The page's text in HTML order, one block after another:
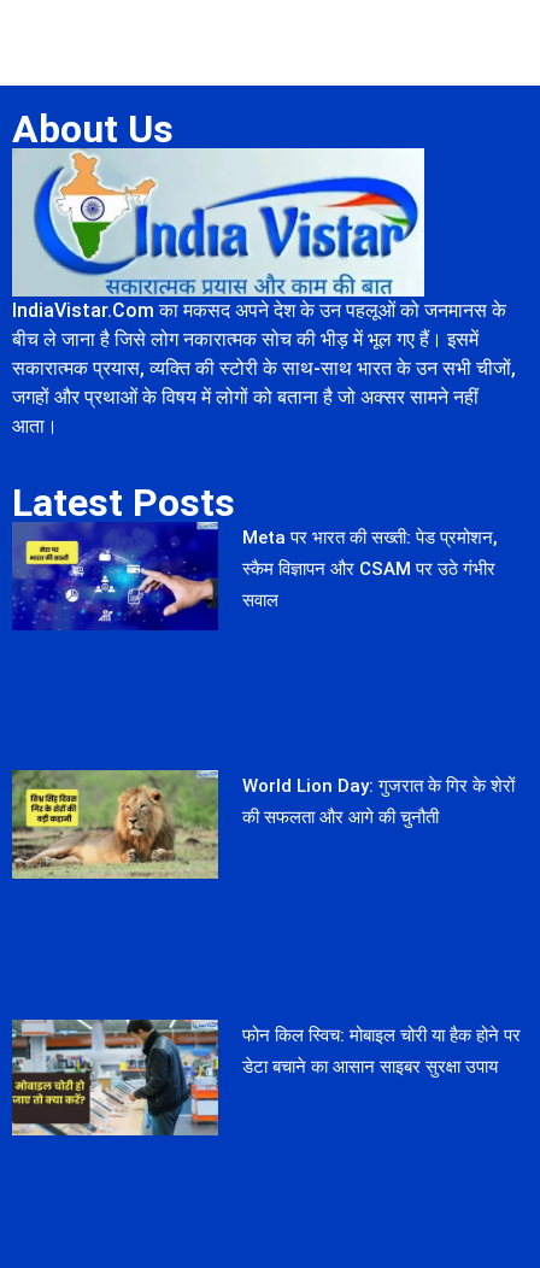
About Us
IndiaVistar.Com का मकसद अपने देश के उन पहलूओं को जनमानस के
बीच ले जाना है जिसे लोग नकारात्मक सोच की भीड़ में भूल गए हैं। इसमें
सकारात्मक प्रयास, व्यक्ति की स्टोरी के साथ-साथ भारत के उन सभी चीजों,
जगहों और प्रथाओं के विषय में लोगों को बताना है जो अक्सर सामने नहीं
आता।
Latest Posts
Meta पर भारत की सख्ती: पेड प्रमोशन,
स्कैम विज्ञापन और CSAM पर उठे गंभीर
सवाल
World Lion Day: गुजरात के गिर के शेरों
की सफलता और आगे की चुनौती
फोन किल स्विच: मोबाइल चोरी या हैक होने पर
डेटा बचाने का आसान साइबर सुरक्षा उपाय